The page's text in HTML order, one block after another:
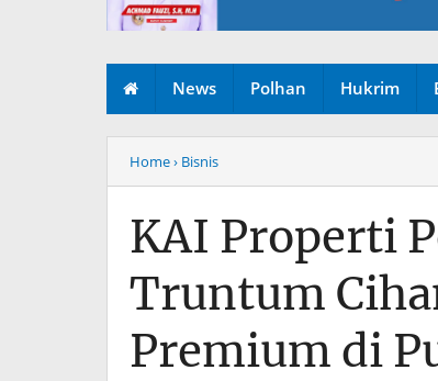
News Polhan Hukrim
Home› Bisnis
KAI Properti
Truntum
Premium di